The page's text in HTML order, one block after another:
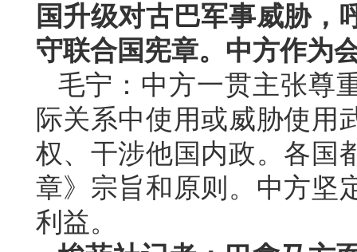
国升级对古巴军事威胁，
守联合国宪章。中方作为
毛宁：中方一贯主张尊
际关系中使用或威胁使用
权、干涉他国内政。各国
章》宗旨和原则。中方坚
利益。